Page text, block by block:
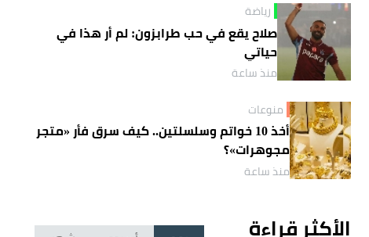
رياضة
صلاح يقع في حب طرابزون: لم أر هذا في
حياتي
منذ ساعة
منوعات
أخذ 10 خواتم وسلسلتين.. كيف سرق فأر «متجر
مجوهرات»؟
منذ ساعة
الأكثر قراءة